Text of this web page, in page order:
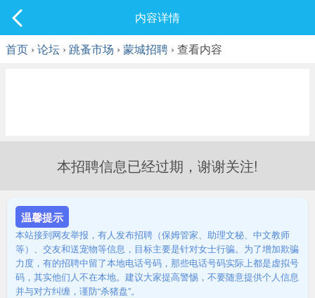
最新发表
内容详情
首页 › 论坛 › 跳蚤市场 › 蒙城招聘 › 查看内容
本招聘信息已经过期，谢谢关注!
温馨提示
本站接到网友举报，有人发布招聘（保姆管家、助理文秘、中文教师
等）、交友和送宠物等信息，目标主要是针对女士行骗。为了增加欺骗
力度，有的招聘中留了本地电话号码，那些电话号码实际上都是虚拟号
码，其实他们人不在本地。建议大家提高警惕，不要随意提供个人信息
并与对方纠缠，谨防“杀猪盘”。